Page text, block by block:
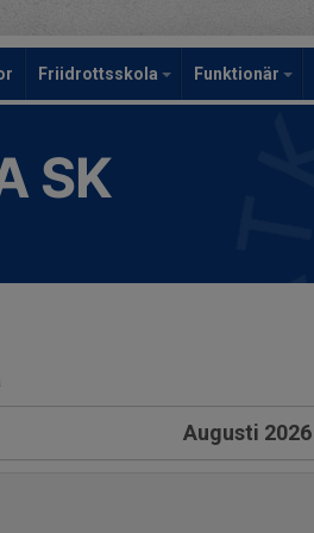
Friidrottsskola Funktionär
SK
Augusti 2026